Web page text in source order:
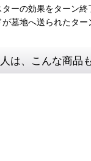
ーの効果をターン終
墓地へ送られたター
は、こんな商品